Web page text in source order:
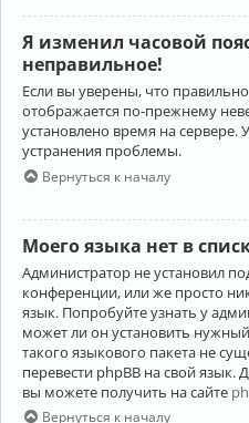
Я изменил часовой
неправильное!
Если вы уверены, что
отображается по-прежнему
установлено время на сервере.
устранения проблемы.
Вернуться к началу
Моего языка нет в
Администратор не установил
конференции, или же просто
язык. Попробуйте узнать у
может ли он установить
такого языкового пакета не
перевести phpBB на свой
вы можете получить на сайте
Вернуться к началу